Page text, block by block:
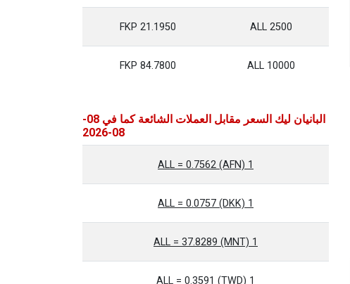
2500 ALL
21.1950 FKP
10000 ALL
84.7800 FKP
البانيان ليك السعر مقابل العملات الشائعة كما في 08-
08-2026
1 ALL = 0.7562 (AFN)
1 ALL = 0.0757 (DKK)
1 ALL = 37.8289 (MNT)
1 ALL = 0.3591 (TWD)